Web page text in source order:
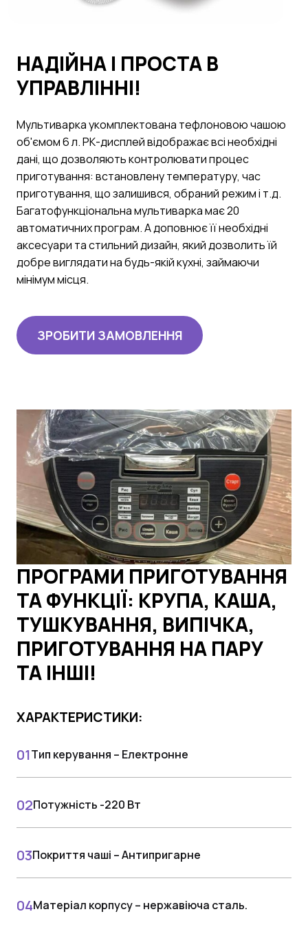
НАДІЙНА І ПРОСТА В
УПРАВЛІННІ!
Мультиварка укомплектована тефлоновою чашою
об'ємом 6 л. РК-дисплей відображає всі необхідні
дані, що дозволяють контролювати процес
приготування: встановлену температуру, час
приготування, що залишився, обраний режим і т.д.
Багатофункціональна мультиварка має 20
автоматичних програм. А доповнює її необхідні
аксесуари та стильний дизайн, який дозволить їй
добре виглядати на будь-якій кухні, займаючи
мінімум місця.
ЗРОБИТИ ЗАМОВЛЕННЯ
ПРОГРАМИ ПРИГОТУВАННЯ
ТА ФУНКЦІЇ: КРУПА, КАША,
ТУШКУВАННЯ, ВИПІЧКА,
ПРИГОТУВАННЯ НА ПАРУ
ТА ІНШІ!
ХАРАКТЕРИСТИКИ:
Тип керування – Електронне
Потужність -220 Вт
Покриття чаші – Антипригарне
Матеріал корпусу – нержавіюча сталь.